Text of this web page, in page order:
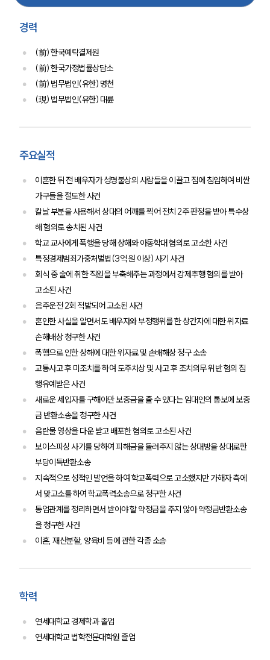
팀소개
고객의 소리
통합검색
AI대륜
경력
(前) 한국예탁결제원
(前) 한국가정법률상담소
(前) 법무법인(유한) 명천
(現) 법무법인(유한) 대륜
주요실적
이혼한 뒤 전 배우자가 성명불상의 사람들을 이끌고 집에 침입하여 비싼
가구들을 절도한 사건
칼날 부분을 사용해서 상대의 어깨를 찍어 전치 2주 판정을 받아 특수상
해 혐의로 송치된 사건
학교 교사에게 폭행을 당해 상해와 아동학대 혐의로 고소한 사건
특정경제범죄가중처벌법(3억 원 이상) 사기 사건
회식 중 술에 취한 직원을 부축해주는 과정에서 강제추행 혐의를 받아
고소된 사건
음주운전 2회 적발되어 고소된 사건
혼인한 사실을 알면서도 배우자와 부정행위를 한 상간자에 대한 위자료
손해배상 청구한 사건
폭행으로 인한 상해에 대한 위자료 및 손배해상 청구 소송
교통사고 후 미조치를 하여 도주치상 및 사고 후 조치의무 위반 혐의 집
행유예받은 사건
새로운 세입자를 구해야만 보증금을 줄 수 있다는 임대인의 통보에 보증
금 반환소송을 청구한 사건
음란물 영상을 다운 받고 배포한 혐의로 고소된 사건
보이스피싱 사기를 당하여 피해금을 돌려주지 않는 상대방을 상대로한
부당이득반환소송
지속적으로 성적인 발언을 하여 학교폭력으로 고소했지만 가해자 측에
서 맞고소를 하여 학교폭력소송으로 청구한 사건
동업관계를 정리하면서 받아야 할 약정금을 주지 않아 약정금반환소송
을 청구한 사건
이혼, 재산분할, 양육비 등에 관한 각종 소송
학력
연세대학교 경제학과 졸업
연세대학교 법학전문대학원 졸업